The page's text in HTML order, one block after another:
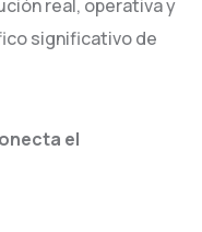
real, operativa y
significativo de
el